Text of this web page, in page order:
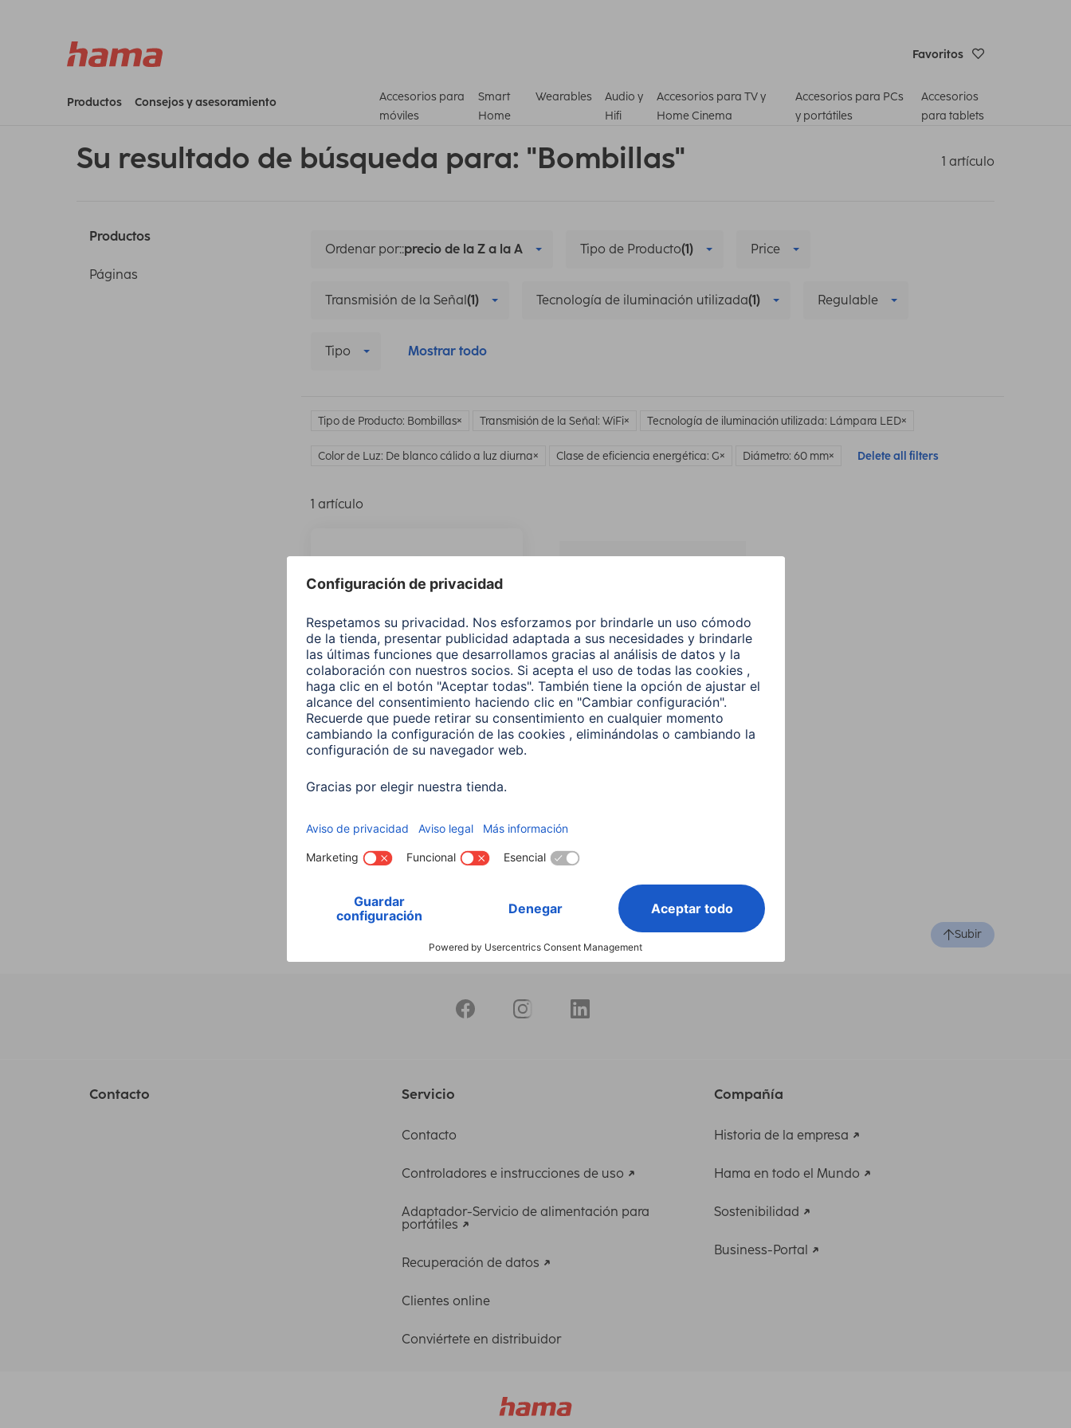
Favoritos
Productos Consejos y asesoramiento
Accesorios para
móviles
Smart
Home
Wearables
Audio y
Hifi
Accesorios para TV y
Home Cinema
Accesorios para PCs
y portátiles
Accesorios
para tablets
Su resultado de búsqueda para: "Bombillas" 1 artículo
Productos
Páginas
Ordenar por::precio de la Z a la A Tipo de Producto(1) Price
Transmisión de la Señal(1) Tecnología de iluminación utilizada(1) Regulable
Tipo Mostrar todo
Tipo de Producto: Bombillas Transmisión de la Señal: WiFi Tecnología de iluminación utilizada: Lámpara LED
Color de Luz: De blanco cálido a luz diurna Clase de eficiencia energética: G Diámetro: 60 mm Delete all filters
1 artículo
Hama Bombilla Led Inteligente
9,99 EUR
producto que
buscas?
Buscar entre todos
nuestros
productos
Subir
Contacto Servicio
Contacto
Controladores e instrucciones de uso
Adaptador-Servicio de alimentación para
portátiles
Recuperación de datos
Clientes online
Conviértete en distribuidor
Compañía
Historia de la empresa
Hama en todo el Mundo
Sostenibilidad
Business-Portal